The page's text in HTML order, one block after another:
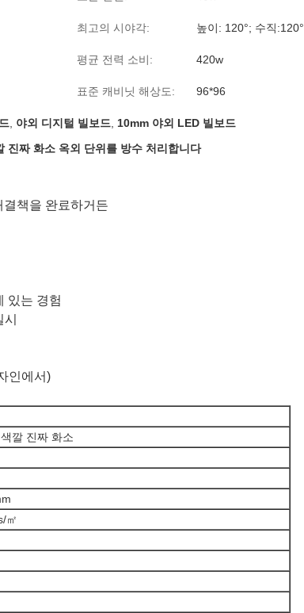
최고의 시야각: 높이: 120°; 수직:120°
평균 전력 소비: 420w
표준 캐비닛 해상도: 96*96
야외 디지털 빌보드 10mm 야외 LED 빌보드
진짜 화소 옥외 단위를 방수 처리합니다
책을 완료하거든
있는 경험
인에서)
깔 진짜 화소
㎡